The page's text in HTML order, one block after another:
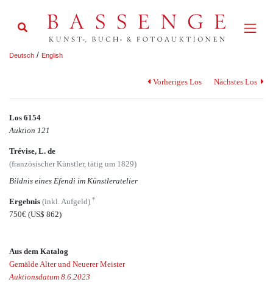
Deutsch / English
Vorheriges Los Nächstes Los
Los 6154
Auktion 121
Trévise, L. de
(französischer Künstler, tätig um 1829)
Bildnis eines Efendi im Künstleratelier
Ergebnis (inkl. Aufgeld) *
750€ (US$ 862)
Aus dem Katalog
Gemälde Alter und Neuerer Meister
Auktionsdatum 8.6.2023